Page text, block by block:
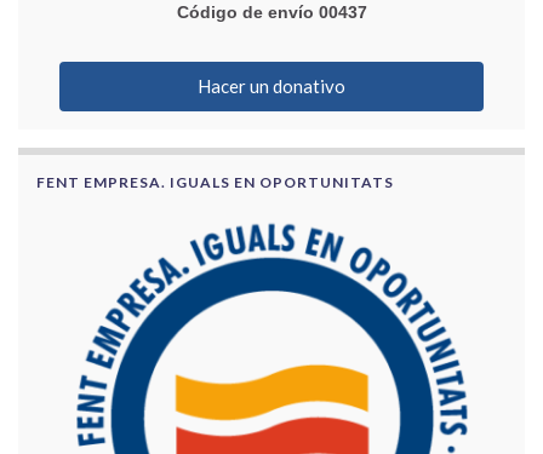
Código de envío 00437
Hacer un donativo
FENT EMPRESA. IGUALS EN OPORTUNITATS